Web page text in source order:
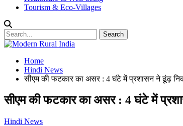
Tourism & Eco-Villages
Home
Hindi News
सीएम की फटकार का असर : 4 घंटे में प्रशासन ने ढूंढ़
सीएम की फटकार का असर : 4 घंटे में
Hindi News